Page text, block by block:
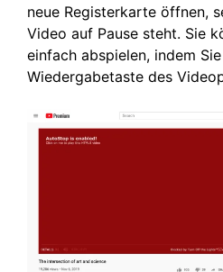
neue Registerkarte öffnen,
Video auf Pause steht. Sie
einfach abspielen, indem
Wiedergabetaste des